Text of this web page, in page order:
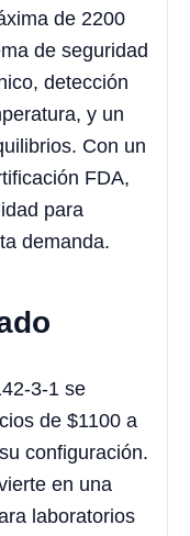
de 2200
de seguridad
detección
y un
Con un
FDA,
para
demanda.
3-1 se
de $1100 a
configuración.
en una
laboratorios